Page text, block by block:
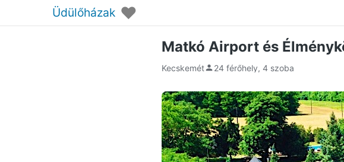
Üdülőházak ♥
Matkó Airport és
Kecskemét 24 férőhely, 4 szoba